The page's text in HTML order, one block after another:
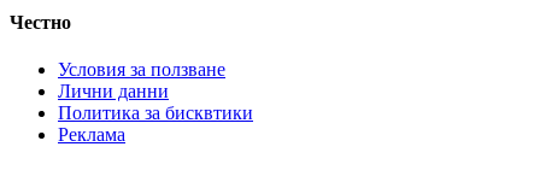
Честно
Условия за ползване
Лични данни
Политика за бисквтики
Реклама